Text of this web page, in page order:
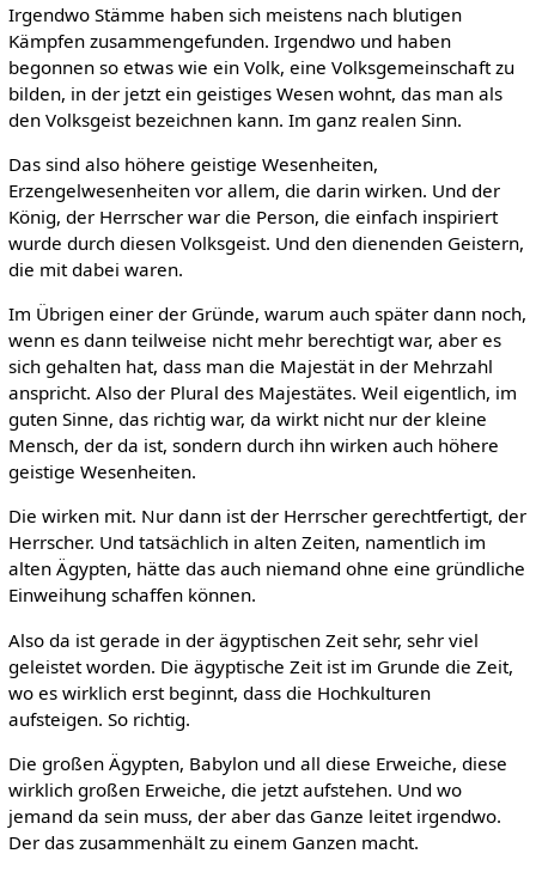
Irgendwo Stämme haben sich meistens nach blutigen
Kämpfen zusammengefunden. Irgendwo und haben
begonnen so etwas wie ein Volk, eine Volksgemeinschaft zu
bilden, in der jetzt ein geistiges Wesen wohnt, das man als
den Volksgeist bezeichnen kann. Im ganz realen Sinn.
Das sind also höhere geistige Wesenheiten,
Erzengelwesenheiten vor allem, die darin wirken. Und der
König, der Herrscher war die Person, die einfach inspiriert
wurde durch diesen Volksgeist. Und den dienenden Geistern,
die mit dabei waren.
Im Übrigen einer der Gründe, warum auch später dann noch,
wenn es dann teilweise nicht mehr berechtigt war, aber es
sich gehalten hat, dass man die Majestät in der Mehrzahl
anspricht. Also der Plural des Majestätes. Weil eigentlich, im
guten Sinne, das richtig war, da wirkt nicht nur der kleine
Mensch, der da ist, sondern durch ihn wirken auch höhere
geistige Wesenheiten.
Die wirken mit. Nur dann ist der Herrscher gerechtfertigt, der
Herrscher. Und tatsächlich in alten Zeiten, namentlich im
alten Ägypten, hätte das auch niemand ohne eine gründliche
Einweihung schaffen können.
Also da ist gerade in der ägyptischen Zeit sehr, sehr viel
geleistet worden. Die ägyptische Zeit ist im Grunde die Zeit,
wo es wirklich erst beginnt, dass die Hochkulturen
aufsteigen. So richtig.
Die großen Ägypten, Babylon und all diese Erweiche, diese
wirklich großen Erweiche, die jetzt aufstehen. Und wo
jemand da sein muss, der aber das Ganze leitet irgendwo.
Der das zusammenhält zu einem Ganzen macht.